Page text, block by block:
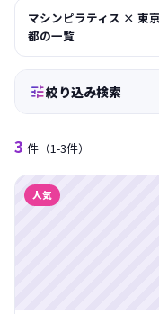
マシンピラティス × 東京
都の一覧
絞り込み検索
3 件 （1-3件）
人気